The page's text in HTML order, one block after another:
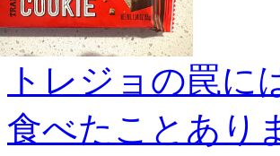
トレジョの罠に
食べたことあり